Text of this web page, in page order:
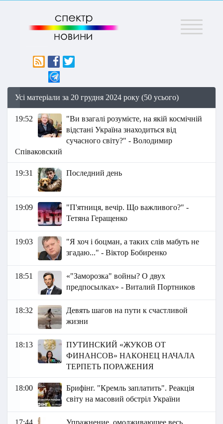
Меню
Усі матеріали за 20 грудня 2024 року (50 усього)
19:52
"Ви взагалі розумієте, на якій космічній
відстані Україна знаходиться від
сучасного світу?" - Володимир
Співаковский
19:31 Последний день
19:09
"П'ятниця, вечір. Що важливого?" -
Тетяна Геращенко
19:03
"Я хоч і боцман, а таких слів мабуть не
згадаю..." - Віктор Бобиренко
18:51
«"Заморозка" войны? О двух
предпосылках» - Виталий Портников
18:32
Девять шагов на пути к счастливой
жизни
18:13
ПУТИНСКИЙ «ЖУКОВ ОТ
ФИНАНСОВ» НАКОНЕЦ НАЧАЛА
ТЕРПЕТЬ ПОРАЖЕНИЯ
18:00
Брифінг. "Кремль заплатить". Реакція
світу на масовий обстріл України